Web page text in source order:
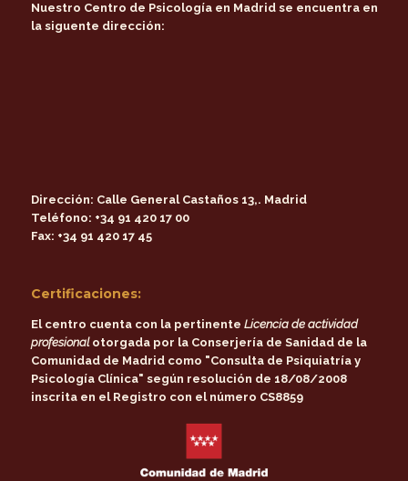
Nuestro Centro de Psicología en Madrid se encuentra en
la siguente dirección:
Dirección: Calle General Castaños 13,. Madrid
Teléfono: +34 91 420 17 00
Fax: +34 91 420 17 45
Certificaciones:
El centro cuenta con la pertinente Licencia de actividad
profesionalotorgada por la Conserjería de Sanidad de la
Comunidad de Madridcomo "Consulta de Psiquiatría y
Psicología Clínica" según resolución de 18/08/2008
inscrita en el Registro con el número CS8859